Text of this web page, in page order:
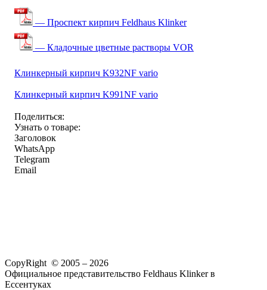
— Проспект кирпич Feldhaus Klinker
— Кладочные цветные растворы VOR
Клинкерный кирпич K932NF vario
Клинкерный кирпич K991NF vario
Поделиться:
Узнать о товаре:
Заголовок
WhatsApp
Telegram
Email
CopyRight © 2005 – 2026
Официальное представительство Feldhaus Klinker в
Ессентуках